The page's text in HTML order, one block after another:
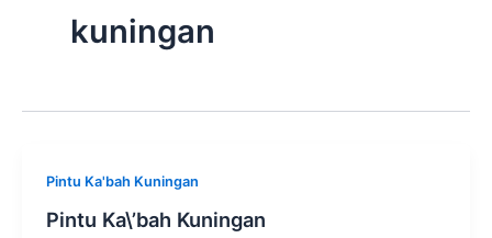
kuningan
Pintu Ka'bah Kuningan
Pintu Ka\’bah Kuningan